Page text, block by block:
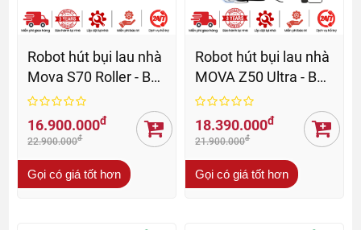
Robot hút bụi lau nhà
Mova S70 Roller - BH
36 Th
16.900.000đ
22.900.000đ
Gọi có giá tốt hơn
Robot hút bụi lau nhà
MOVA Z50 Ultra - BH
36 Th
18.390.000đ
21.900.000đ
Gọi có giá tốt hơn